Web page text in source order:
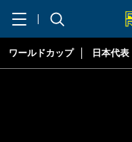
ワールドカップ 日本代表